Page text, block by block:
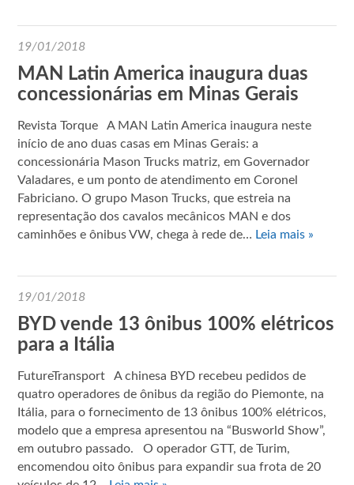
19/01/2018
MAN Latin America inaugura duas
concessionárias em Minas Gerais
Revista Torque A MAN Latin America inaugura neste
início de ano duas casas em Minas Gerais: a
concessionária Mason Trucks matriz, em Governador
Valadares, e um ponto de atendimento em Coronel
Fabriciano. O grupo Mason Trucks, que estreia na
representação dos cavalos mecânicos MAN e dos
caminhões e ônibus VW, chega à rede de… Leia mais »
19/01/2018
BYD vende 13 ônibus 100% elétricos
para a Itália
FutureTransport A chinesa BYD recebeu pedidos de
quatro operadores de ônibus da região do Piemonte, na
Itália, para o fornecimento de 13 ônibus 100% elétricos,
modelo que a empresa apresentou na “Busworld Show”,
em outubro passado. O operador GTT, de Turim,
encomendou oito ônibus para expandir sua frota de 20